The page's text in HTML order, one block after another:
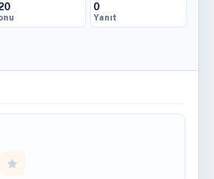
0
Yanıt